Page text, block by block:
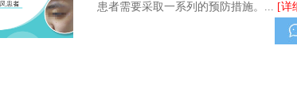
患者需要采取一系列的预防措施。... [详